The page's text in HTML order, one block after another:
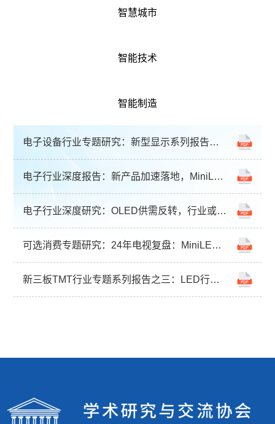
智慧城市
智能技术
智能制造
电子设备行业专题研究：新型显示系列报告之二：OLED周期复苏与国产替代双机遇【行行查-hanghangcha.com】
电子行业深度报告：新产品加速落地，MiniLED蓄势待发【行行查-hanghangcha.com】
电子行业深度研究：OLED供需反转，行业或迎来拐点【行行查-hanghangcha.com】
可选消费专题研究：24年电视复盘：MiniLED技术大年【行行查-hanghangcha.com】
新三板TMT行业专题系列报告之三：LED行业底部或已确认、新技术有望引领成长【行行查-hanghangcha.com】